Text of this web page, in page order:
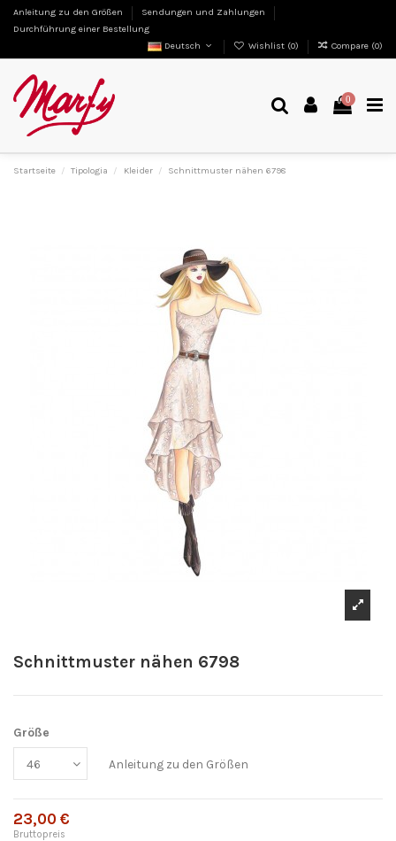
Anleitung zu den Größen
Sendungen und Zahlungen
Durchführung einer Bestellung
Deutsch
Wishlist (0) Compare (0)
0
Startseite Tipologia Kleider Schnittmuster nähen 6798
Schnittmuster nähen 6798
Größe
Anleitung zu den Größen
23,00 €
Bruttopreis